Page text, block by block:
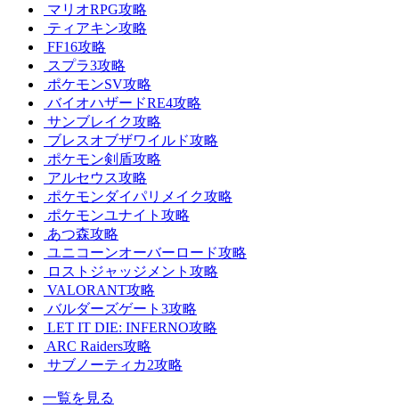
マリオRPG攻略
ティアキン攻略
FF16攻略
スプラ3攻略
ポケモンSV攻略
バイオハザードRE4攻略
サンブレイク攻略
ブレスオブザワイルド攻略
ポケモン剣盾攻略
アルセウス攻略
ポケモンダイパリメイク攻略
ポケモンユナイト攻略
あつ森攻略
ユニコーンオーバーロード攻略
ロストジャッジメント攻略
VALORANT攻略
バルダーズゲート3攻略
LET IT DIE: INFERNO攻略
ARC Raiders攻略
サブノーティカ2攻略
一覧を見る